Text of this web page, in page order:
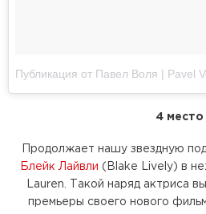
Публикация от Павел Воля | Pavel
4 место
Продолжает нашу звездную
Блейк Лайвли (Blake Lively) в
Lauren. Такой наряд актриса
премьеры своего нового